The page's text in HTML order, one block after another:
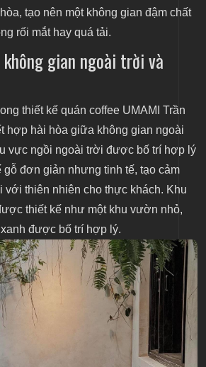
tạo nên một không gian đậm chất
rối mắt hay quá tải.
gian ngoài trời và
thiết kế quán coffee UMAMI Trần
hợp hài hòa giữa không gian ngoài
vực ngồi ngoài trời được bố trí hợp lý
đơn giản nhưng tinh tế, tạo cảm
với thiên nhiên cho thực khách. Khu
thiết kế như một khu vườn nhỏ,
được bố trí hợp lý.